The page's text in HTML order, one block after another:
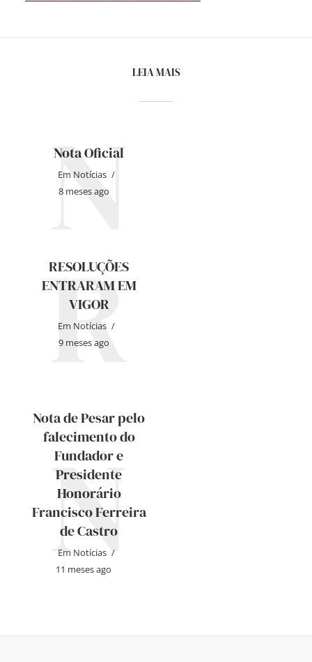
LEIA MAIS
Nota Oficial
Em Notícias
8 meses ago
N
RESOLUÇÕES
ENTRARAM EM
VIGOR
Em Notícias
9 meses ago
R
Nota de Pesar pelo
falecimento do
Fundador e
Presidente
Honorário
Francisco Ferreira
de Castro
Em Notícias
11 meses ago
N